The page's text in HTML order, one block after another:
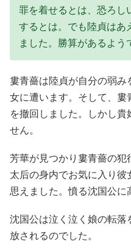
罪を着せるとは、恐ろ
するとは。でも陸貞はあ
ました。勝算があるよう
婁青薔は陸貞が自分の弱
女に遭います。そして、
を撤回しました。しかし貴
せん。
芳華が見つかり婁青薔の
太后の身内でお気に入り彼
思えました。憤る沈国公に
沈国公は泣く泣く娘の転落
放されるのでした。